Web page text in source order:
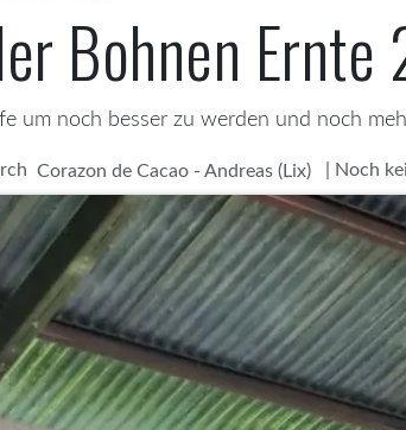
Bohnen
um noch besser zu werden und noch
Corazon de Cacao - Andreas (Lix) | Noch